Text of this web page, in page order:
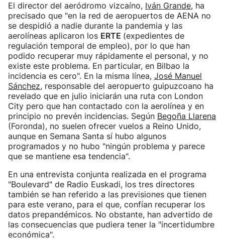
El director del aeródromo vizcaíno, Iván Grande, ha
precisado que "en la red de aeropuertos de AENA no
se despidió a nadie durante la pandemia y las
aerolíneas aplicaron los ERTE (expedientes de
regulación temporal de empleo), por lo que han
podido recuperar muy rápidamente el personal, y no
existe este problema. En particular, en Bilbao la
incidencia es cero". En la misma línea, José Manuel
Sánchez, responsable del aeropuerto guipuzcoano ha
revelado que en julio iniciarán una ruta con London
City pero que han contactado con la aerolínea y en
principio no prevén incidencias. Según Begoña Llarena
(Foronda), no suelen ofrecer vuelos a Reino Unido,
aunque en Semana Santa sí hubo algunos
programados y no hubo "ningún problema y parece
que se mantiene esa tendencia".
En una entrevista conjunta realizada en el programa
"Boulevard" de Radio Euskadi, los tres directores
también se han referido a las previsiones que tienen
para este verano, para el que, confían recuperar los
datos prepandémicos. No obstante, han advertido de
las consecuencias que pudiera tener la "incertidumbre
económica".